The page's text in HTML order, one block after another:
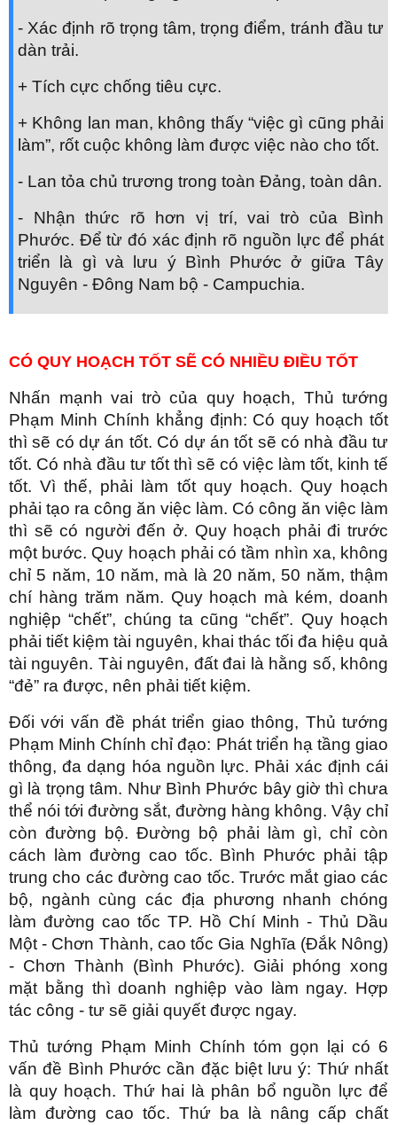
- Xác định rõ trọng tâm, trọng điểm, tránh đầu tư
dàn trải.
+ Tích cực chống tiêu cực.
+ Không lan man, không thấy “việc gì cũng phải
làm”, rốt cuộc không làm được việc nào cho tốt.
- Lan tỏa chủ trương trong toàn Đảng, toàn dân.
- Nhận thức rõ hơn vị trí, vai trò của Bình
Phước. Để từ đó xác định rõ nguồn lực để phát
triển là gì và lưu ý Bình Phước ở giữa Tây
Nguyên - Đông Nam bộ - Campuchia.
CÓ QUY HOẠCH TỐT SẼ CÓ NHIỀU ĐIỀU TỐT
Nhấn mạnh vai trò của quy hoạch, Thủ tướng
Phạm Minh Chính khẳng định: Có quy hoạch tốt
thì sẽ có dự án tốt. Có dự án tốt sẽ có nhà đầu tư
tốt. Có nhà đầu tư tốt thì sẽ có việc làm tốt, kinh tế
tốt. Vì thế, phải làm tốt quy hoạch. Quy hoạch
phải tạo ra công ăn việc làm. Có công ăn việc làm
thì sẽ có người đến ở. Quy hoạch phải đi trước
một bước. Quy hoạch phải có tầm nhìn xa, không
chỉ 5 năm, 10 năm, mà là 20 năm, 50 năm, thậm
chí hàng trăm năm. Quy hoạch mà kém, doanh
nghiệp “chết”, chúng ta cũng “chết”. Quy hoạch
phải tiết kiệm tài nguyên, khai thác tối đa hiệu quả
tài nguyên. Tài nguyên, đất đai là hằng số, không
“đẻ” ra được, nên phải tiết kiệm.
Đối với vấn đề phát triển giao thông, Thủ tướng
Phạm Minh Chính chỉ đạo: Phát triển hạ tầng giao
thông, đa dạng hóa nguồn lực. Phải xác định cái
gì là trọng tâm. Như Bình Phước bây giờ thì chưa
thể nói tới đường sắt, đường hàng không. Vậy chỉ
còn đường bộ. Đường bộ phải làm gì, chỉ còn
cách làm đường cao tốc. Bình Phước phải tập
trung cho các đường cao tốc. Trước mắt giao các
bộ, ngành cùng các địa phương nhanh chóng
làm đường cao tốc TP. Hồ Chí Minh - Thủ Dầu
Một - Chơn Thành, cao tốc Gia Nghĩa (Đắk Nông)
- Chơn Thành (Bình Phước). Giải phóng xong
mặt bằng thì doanh nghiệp vào làm ngay. Hợp
tác công - tư sẽ giải quyết được ngay.
Thủ tướng Phạm Minh Chính tóm gọn lại có 6
vấn đề Bình Phước cần đặc biệt lưu ý: Thứ nhất
là quy hoạch. Thứ hai là phân bổ nguồn lực để
làm đường cao tốc. Thứ ba là nâng cấp chất